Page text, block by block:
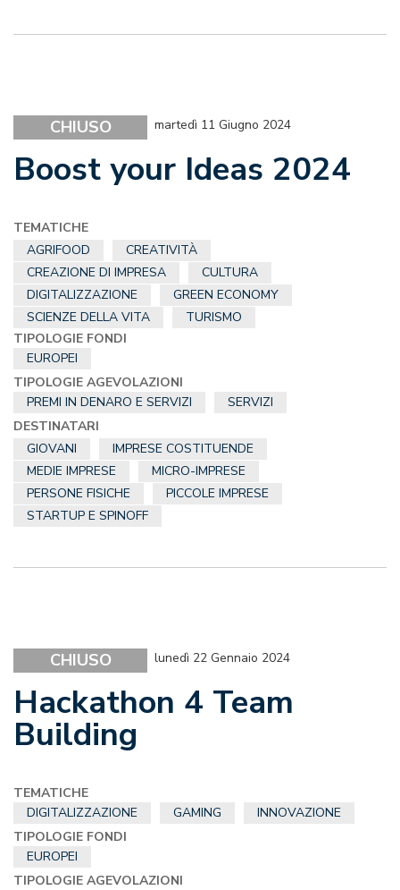
CHIUSO martedì 11 Giugno 2024
Boost your Ideas 2024
TEMATICHE
AGRIFOOD
CREATIVITÀ
CREAZIONE DI IMPRESA
CULTURA
DIGITALIZZAZIONE
GREEN ECONOMY
SCIENZE DELLA VITA
TURISMO
TIPOLOGIE FONDI
EUROPEI
TIPOLOGIE AGEVOLAZIONI
PREMI IN DENARO E SERVIZI
SERVIZI
DESTINATARI
GIOVANI
IMPRESE COSTITUENDE
MEDIE IMPRESE
MICRO-IMPRESE
PERSONE FISICHE
PICCOLE IMPRESE
STARTUP E SPINOFF
CHIUSO lunedì 22 Gennaio 2024
Hackathon 4 Team
Building
TEMATICHE
DIGITALIZZAZIONE
GAMING
INNOVAZIONE
TIPOLOGIE FONDI
EUROPEI
TIPOLOGIE AGEVOLAZIONI